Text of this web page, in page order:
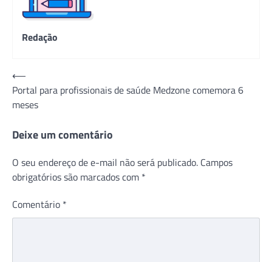
Redação
Navegação
de
Post
⟵
Portal para profissionais de saúde Medzone comemora 6
meses
Deixe um comentário
O seu endereço de e-mail não será publicado. Campos
obrigatórios são marcados com *
Comentário *